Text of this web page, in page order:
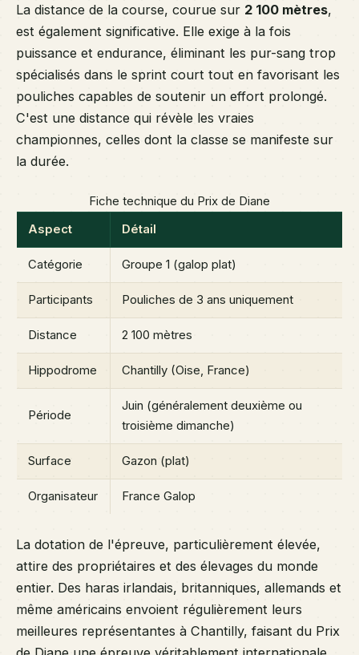
La distance de la course, courue sur 2 100 mètres,
est également significative. Elle exige à la fois
puissance et endurance, éliminant les pur-sang trop
spécialisés dans le sprint court tout en favorisant les
pouliches capables de soutenir un effort prolongé.
C'est une distance qui révèle les vraies
championnes, celles dont la classe se manifeste sur
la durée.
Fiche technique du Prix de Diane
Aspect
Détail
Catégorie Groupe 1 (galop plat)
Participants Pouliches de 3 ans uniquement
Distance 2 100 mètres
Hippodrome Chantilly (Oise, France)
Période
Juin (généralement deuxième ou
troisième dimanche)
Surface Gazon (plat)
Organisateur France Galop
La dotation de l'épreuve, particulièrement élevée,
attire des propriétaires et des élevages du monde
entier. Des haras irlandais, britanniques, allemands et
même américains envoient régulièrement leurs
meilleures représentantes à Chantilly, faisant du Prix